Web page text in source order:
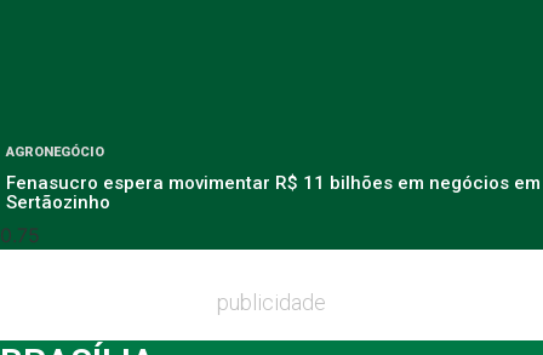
AGRONEGÓCIO
Fenasucro espera movimentar R$ 11 bilhões em negócios em
Sertãozinho
publicidade